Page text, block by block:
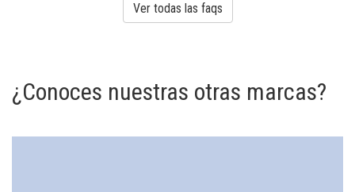
Ver todas las faqs
¿Conoces nuestras otras marcas?